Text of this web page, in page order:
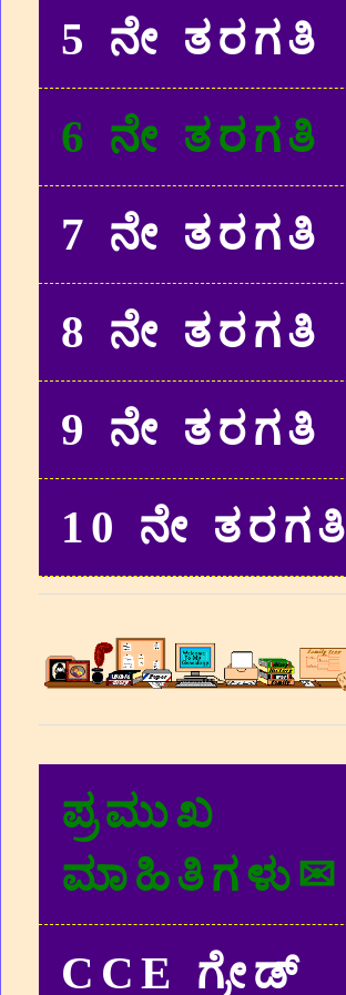
5 ನೇ ತರಗತಿ
6 ನೇ ತರಗತಿ
7 ನೇ ತರಗತಿ
8 ನೇ ತರಗತಿ
9 ನೇ ತರಗತಿ
10 ನೇ ತರಗತಿ
ಪ್ರಮುಖ
ಮಾಹಿತಿಗಳು✉
CCE ಗ್ರೇಡ್‌